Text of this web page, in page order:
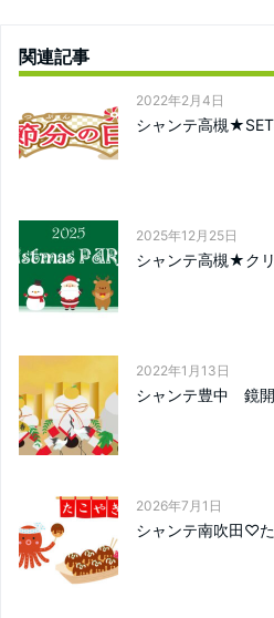
関連記事
2022年2月4日
シャンテ高槻
2025年12月25日
シャンテ高槻★ク
2022年1月13日
シャンテ豊中 鏡
2026年7月1日
シャンテ南吹田♡